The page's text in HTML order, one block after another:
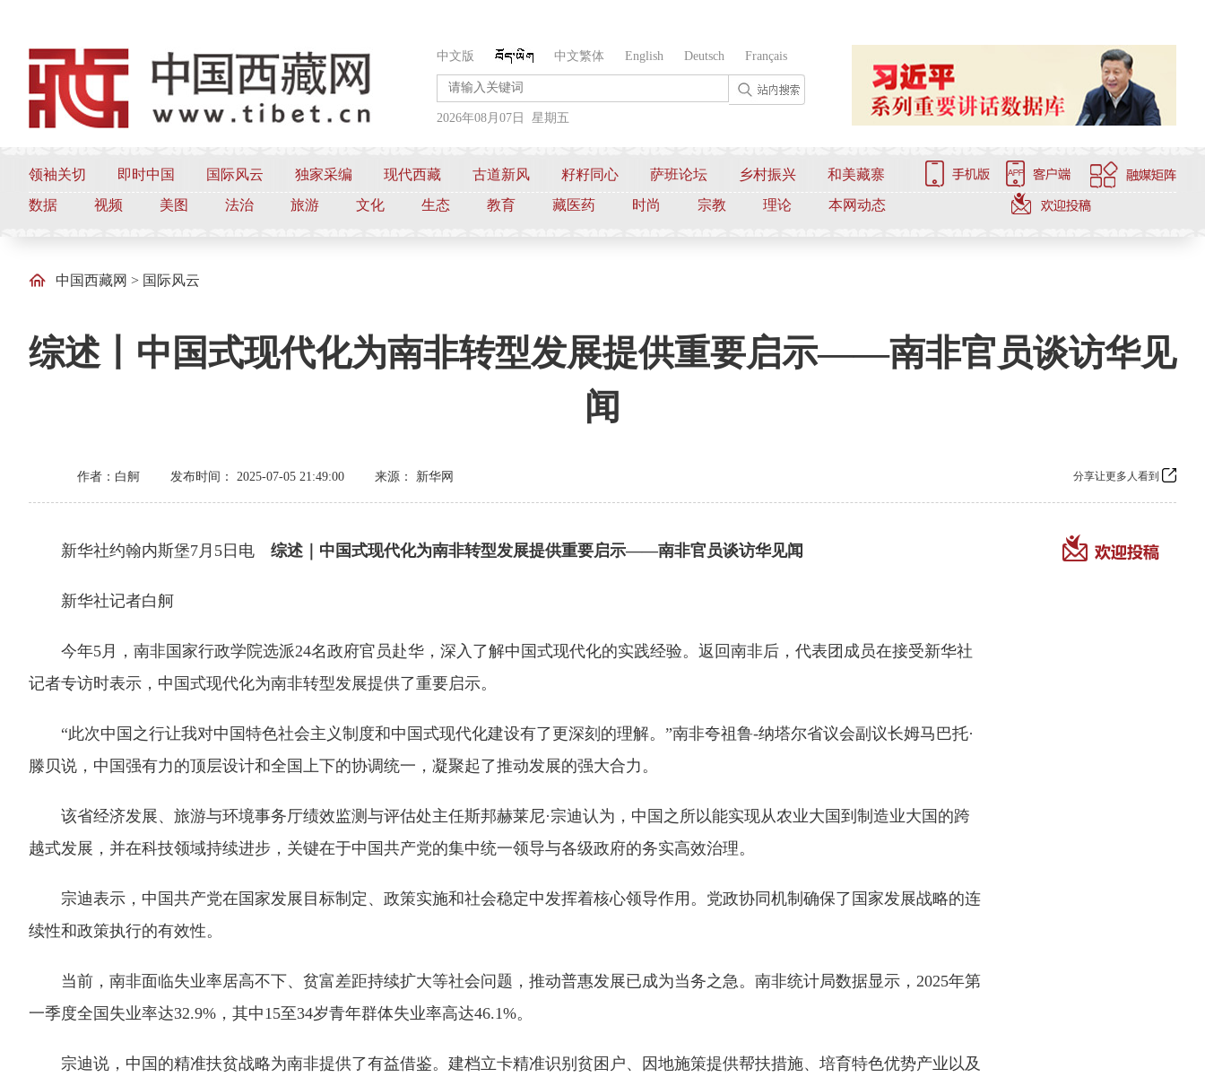
中文版 中文繁体 English Deutsch Français
2026年08月07日 星期五
领袖关切 即时中国 国际风云 独家采编 现代西藏 古道新风 籽籽同心 萨班论坛 乡村振兴
和美藏寨
数据
视频 美图 法治 旅游 文化 生态 教育 藏医药 时尚 宗教 理论 本网动态
中国西藏网 > 国际风云
综述丨中国式现代化为南非转型发展提供重要启示——南非官员谈访华见
闻
作者：白舸 发布时间： 2025-07-05 21:49:00 来源： 新华网 分享让更多人看到
新华社约翰内斯堡7月5日电 综述｜中国式现代化为南非转型发展提供重要启示——南非官员谈访华见闻
新华社记者白舸
今年5月，南非国家行政学院选派24名政府官员赴华，深入了解中国式现代化的实践经验。返回南非后，代表团成员在接受新华社
记者专访时表示，中国式现代化为南非转型发展提供了重要启示。
“此次中国之行让我对中国特色社会主义制度和中国式现代化建设有了更深刻的理解。”南非夸祖鲁-纳塔尔省议会副议长姆马巴托·
滕贝说，中国强有力的顶层设计和全国上下的协调统一，凝聚起了推动发展的强大合力。
该省经济发展、旅游与环境事务厅绩效监测与评估处主任斯邦赫莱尼·宗迪认为，中国之所以能实现从农业大国到制造业大国的跨
越式发展，并在科技领域持续进步，关键在于中国共产党的集中统一领导与各级政府的务实高效治理。
宗迪表示，中国共产党在国家发展目标制定、政策实施和社会稳定中发挥着核心领导作用。党政协同机制确保了国家发展战略的连
续性和政策执行的有效性。
当前，南非面临失业率居高不下、贫富差距持续扩大等社会问题，推动普惠发展已成为当务之急。南非统计局数据显示，2025年第
一季度全国失业率达32.9%，其中15至34岁青年群体失业率高达46.1%。
宗迪说，中国的精准扶贫战略为南非提供了有益借鉴。建档立卡精准识别贫困户、因地施策提供帮扶措施、培育特色优势产业以及